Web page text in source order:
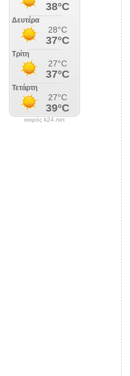
καιρός k24.net